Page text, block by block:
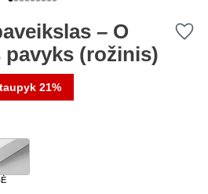
– O
pavyks (rožinis)
€38.00.
21%